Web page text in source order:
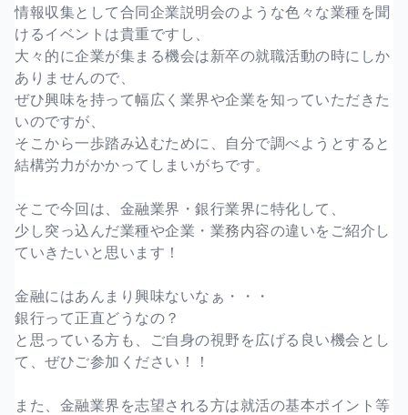
情報収集として合同企業説明会のような色々な業種を聞
けるイベントは貴重ですし、
大々的に企業が集まる機会は新卒の就職活動の時にしか
ありませんので、
ぜひ興味を持って幅広く業界や企業を知っていただきた
いのですが、
そこから一歩踏み込むために、自分で調べようとすると
結構労力がかかってしまいがちです。
そこで今回は、金融業界・銀行業界に特化して、
少し突っ込んだ業種や企業・業務内容の違いをご紹介し
ていきたいと思います！
金融にはあんまり興味ないなぁ・・・
銀行って正直どうなの？
と思っている方も、ご自身の視野を広げる良い機会とし
て、ぜひご参加ください！！
また、金融業界を志望される方は就活の基本ポイント等